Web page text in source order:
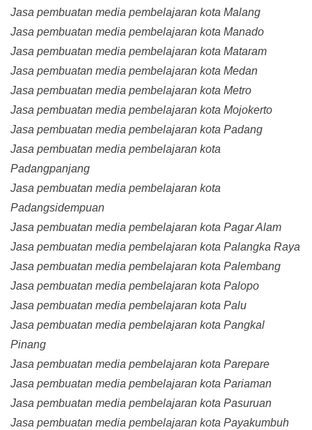
Jasa pembuatan media pembelajaran kota Malang
Jasa pembuatan media pembelajaran kota Manado
Jasa pembuatan media pembelajaran kota Mataram
Jasa pembuatan media pembelajaran kota Medan
Jasa pembuatan media pembelajaran kota Metro
Jasa pembuatan media pembelajaran kota Mojokerto
Jasa pembuatan media pembelajaran kota Padang
Jasa pembuatan media pembelajaran kota
Padangpanjang
Jasa pembuatan media pembelajaran kota
Padangsidempuan
Jasa pembuatan media pembelajaran kota Pagar Alam
Jasa pembuatan media pembelajaran kota Palangka Raya
Jasa pembuatan media pembelajaran kota Palembang
Jasa pembuatan media pembelajaran kota Palopo
Jasa pembuatan media pembelajaran kota Palu
Jasa pembuatan media pembelajaran kota Pangkal
Pinang
Jasa pembuatan media pembelajaran kota Parepare
Jasa pembuatan media pembelajaran kota Pariaman
Jasa pembuatan media pembelajaran kota Pasuruan
Jasa pembuatan media pembelajaran kota Payakumbuh